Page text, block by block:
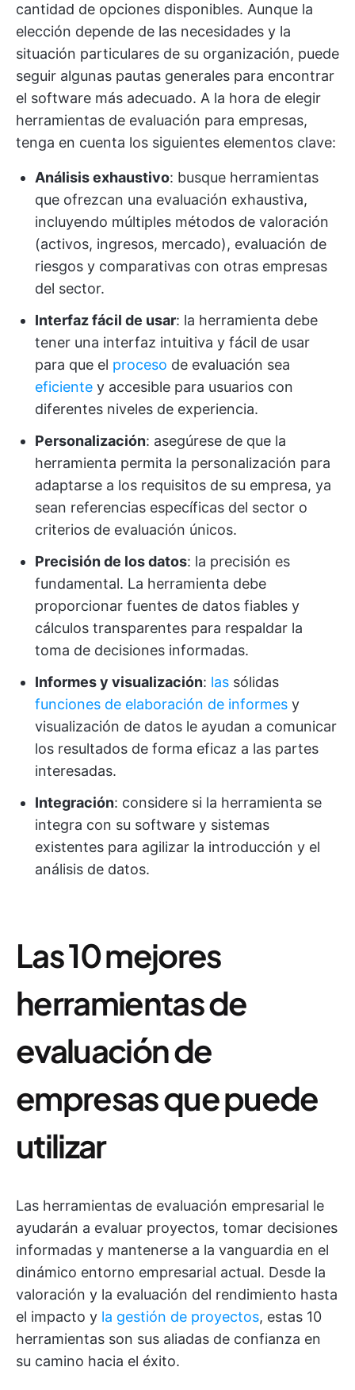
cantidad de opciones disponibles. Aunque la
elección depende de las necesidades y la
situación particulares de su organización, puede
seguir algunas pautas generales para encontrar
el software más adecuado. A la hora de elegir
herramientas de evaluación para empresas,
tenga en cuenta los siguientes elementos clave:
Análisis exhaustivo: busque herramientas
que ofrezcan una evaluación exhaustiva,
incluyendo múltiples métodos de valoración
(activos, ingresos, mercado), evaluación de
riesgos y comparativas con otras empresas
del sector.
Interfaz fácil de usar: la herramienta debe
tener una interfaz intuitiva y fácil de usar
para que el proceso de evaluación sea
eficiente y accesible para usuarios con
diferentes niveles de experiencia.
Personalización: asegúrese de que la
herramienta permita la personalización para
adaptarse a los requisitos de su empresa, ya
sean referencias específicas del sector o
criterios de evaluación únicos.
Precisión de los datos: la precisión es
fundamental. La herramienta debe
proporcionar fuentes de datos fiables y
cálculos transparentes para respaldar la
toma de decisiones informadas.
Informes y visualización: las sólidas
funciones de elaboración de informes y
visualización de datos le ayudan a comunicar
los resultados de forma eficaz a las partes
interesadas.
Integración: considere si la herramienta se
integra con su software y sistemas
existentes para agilizar la introducción y el
análisis de datos.
Las 10 mejores
herramientas de
evaluación de
empresas que puede
utilizar
Las herramientas de evaluación empresarial le
ayudarán a evaluar proyectos, tomar decisiones
informadas y mantenerse a la vanguardia en el
dinámico entorno empresarial actual. Desde la
valoración y la evaluación del rendimiento hasta
el impacto y la gestión de proyectos, estas 10
herramientas son sus aliadas de confianza en
su camino hacia el éxito.